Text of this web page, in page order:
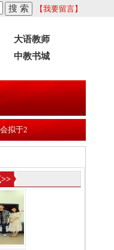
【我要留言】
大语教师
中教书城
于2026年11月13日—16日在东